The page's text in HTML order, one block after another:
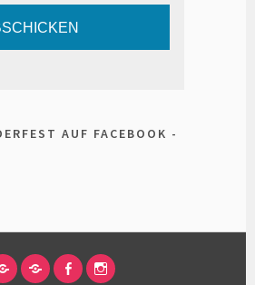
AUF FACEBOOK